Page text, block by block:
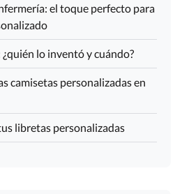
el toque perfecto para
lo inventó y cuándo?
camisetas personalizadas en
libretas personalizadas